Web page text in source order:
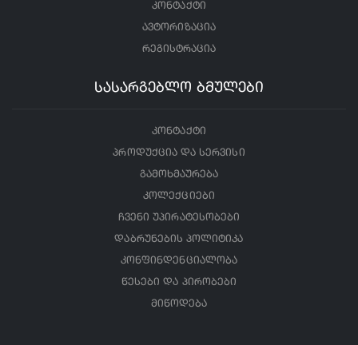
კონტაქტი
ავტორიზაცია
რეგისტრაცია
სასარგებლო ბმულები
კონტაქტი
პროდუქცია და სერვისი
გამოხმაურება
კოლექციები
ჩვენი უპირატესობები
დაბრუნების პოლიტიკა
კონფინდენციალობა
წესები და პირობები
მიწოდება